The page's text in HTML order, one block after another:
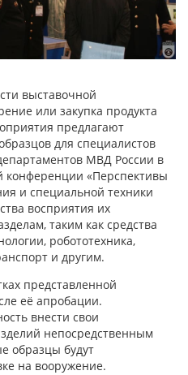
выставочной
или закупка продукта
предлагают
для специалистов
МВД России в
конференции «Перспективы
и специальной техники
восприятия их
таким как средства
робототехника,
и другим.
представленной
её апробации.
внести свои
непосредственным
образцы будут
на вооружение.